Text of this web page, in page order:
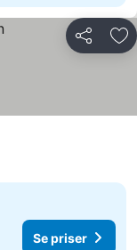
Dela
Se priser